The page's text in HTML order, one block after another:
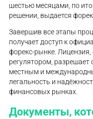
шестью месяцами, по
решении, выдается
Завершив все этапы
получает доступ к
форекс-рынке.
регулятором, разрешает
местным и
легальность и
финансовых рынках.
Документы,